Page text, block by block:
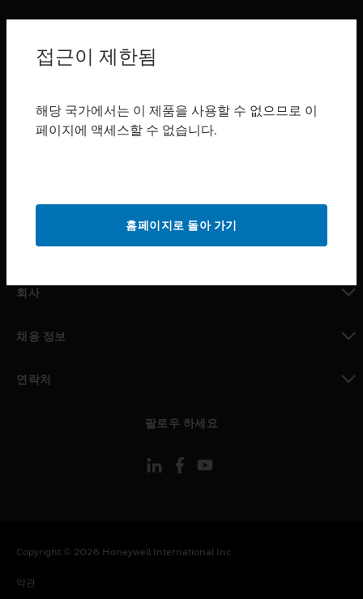
toggle view
toggle view
toggle view
산업 분야
구매처
MYAUTOMATION サポート
회사
채용 정보
연락처
팔로우 하세요
Copyright © 2026 Honeywell International Inc
약관
접근이 제한됨
해당 국가에서는 이 제품을 사용할 수 없으므로 이
페이지에 액세스할 수 없습니다.
홈페이지로 돌아 가기